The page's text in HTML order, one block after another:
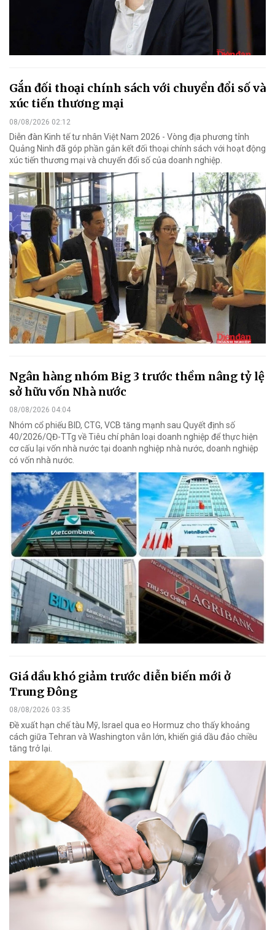
Gắn đối thoại chính sách với chuyển đổi số và
xúc tiến thương mại
08/08/2026 02:12
Diễn đàn Kinh tế tư nhân Việt Nam 2026 - Vòng địa phương tỉnh
Quảng Ninh đã góp phần gắn kết đối thoại chính sách với hoạt động
xúc tiến thương mại và chuyển đổi số của doanh nghiệp.
Ngân hàng nhóm Big 3 trước thềm nâng tỷ lệ
sở hữu vốn Nhà nước
08/08/2026 04:04
Nhóm cổ phiếu BID, CTG, VCB tăng mạnh sau Quyết định số
40/2026/QĐ-TTg về Tiêu chí phân loại doanh nghiệp để thực hiện
cơ cấu lại vốn nhà nước tại doanh nghiệp nhà nước, doanh nghiệp
có vốn nhà nước.
Giá dầu khó giảm trước diễn biến mới ở
Trung Đông
08/08/2026 03:35
Đề xuất hạn chế tàu Mỹ, Israel qua eo Hormuz cho thấy khoảng
cách giữa Tehran và Washington vẫn lớn, khiến giá dầu đảo chiều
tăng trở lại.